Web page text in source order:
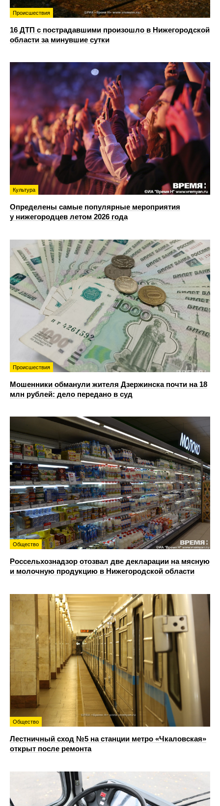
Происшествия
16 ДТП с пострадавшими произошло в Нижегородской
области за минувшие сутки
Культура
Определены самые популярные мероприятия
у нижегородцев летом 2026 года
Происшествия
Мошенники обманули жителя Дзержинска почти на 18
млн рублей: дело передано в суд
Общество
Россельхознадзор отозвал две декларации на мясную
и молочную продукцию в Нижегородской области
Общество
Лестничный сход №5 на станции метро «Чкаловская»
открыт после ремонта